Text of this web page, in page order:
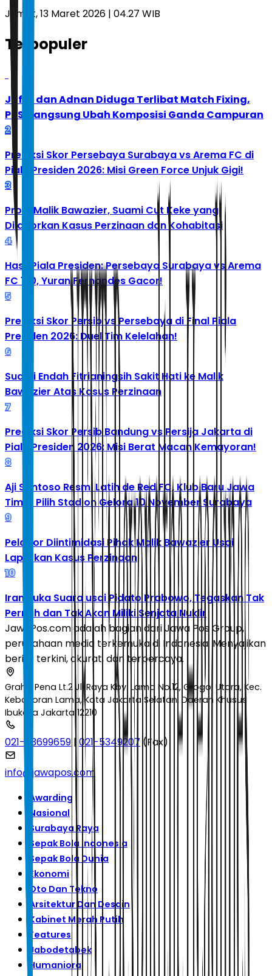
Jumat, 13 Maret 2026 | 04.27 WIB
Terpopuler
Jafar dan Adnan Diduga Terlibat Match Fixing,
PBSI Langsung Ubah Komposisi Ganda Campuran
2
Prediksi Skor Persebaya Surabaya vs Arema FC di
Piala Presiden 2026: Misi Green Force Unjuk Gigi!
3
Profil Malik Bawazier, Suami Cut Keke yang
Dilaporkan Kasus Perzinaan dan Kohabitasi
4
Hasil Piala Presiden: Persebaya Surabaya vs Arema
FC 1-0, Yuran Fernandes Gacor!
5
Prediksi Skor Persib vs Persebaya di Final Piala
Presiden 2026: Duel Tim Kelelahan!
6
Suami Endah Fitrianingsih Sakit Hati ke Malik
Bawazier Atas Kasus Perzinaan
7
Prediksi Skor Persib Bandung vs Persija Jakarta di
Piala Presiden 2026: Misi Berat Macan Kemayoran!
8
Aji Santoso Resmi Latih de Red FC, Klub Baru Jawa
Timur Pilih Stadion Gelora 10 November Surabaya
9
Pelapor Diintimidasi Pihak Malik Bawazier Usai
Laporkan Kasus Perzinaan
10
Iran Buka Suara usai Pidato Prabowo, Tegaskan Tak
Pernah dan Tak Akan Miliki Senjata Nuklir
JawaPos.com adalah bagian dari Jawa Pos Group,
perusahaan media terkemuka di Indonesia. Menyajikan
berita terkini, akurat, dan terpercaya.
Graha Pena Lt.2 Jl. Raya Kby. Lama No.12, Grogol Utara, Kec.
Kebayoran Lama, Kota Jakarta Selatan, Daerah Khusus
Ibukota Jakarta 12210
021-53699659 |021-5349207 (Fax)
info@jawapos.com
Awarding
Nasional
Surabaya Raya
Sepak Bola Indonesia
Sepak Bola Dunia
Ekonomi
Oto Dan Tekno
Arsitektur Dan Desain
Kabinet Merah Putih
Features
Jabodetabek
Humaniora